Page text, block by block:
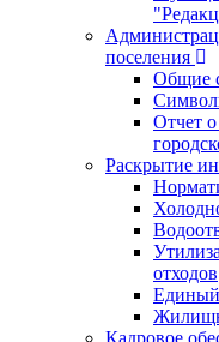
поселения
Общие
Отчет
Раскрытие
отходов
Единый
Кадровое